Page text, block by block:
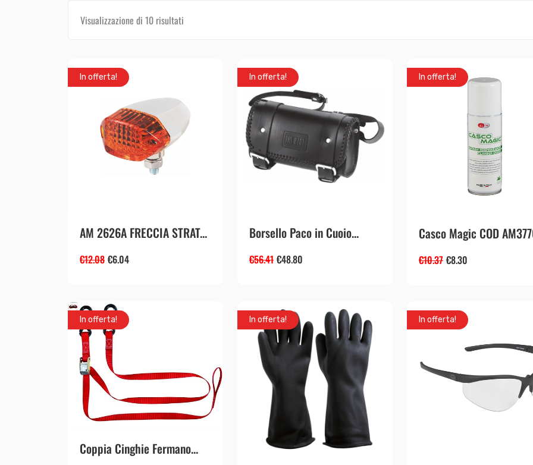
Visualizzazione di 10 risultati
In offerta!
AM 2626A FRECCIA STRAT...
€12.08 €6.04
In offerta!
Borsello Paco in Cuoio...
€56.41 €48.80
In offerta!
Casco Magic COD
€10.37 €8.30
In offerta!
Coppia Cinghie Fermano...
In offerta! In offerta!